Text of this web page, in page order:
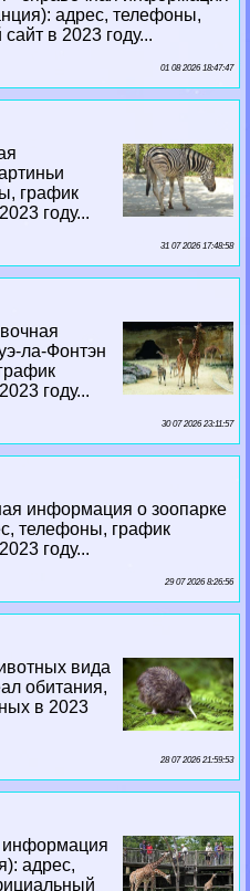
адрес, телефоны,
в 2023 году...
01 08 2026 18:47:47
график
году...
31 07 2026 17:48:58
ла-Фонтэн
году...
30 07 2026 23:11:57
информация о зоопарке
телефоны, график
году...
29 07 2026 8:26:56
вида
обитания,
в 2023
28 07 2026 21:59:53
информация
адрес,